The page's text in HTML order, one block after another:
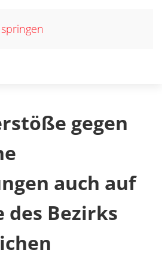
gegen
auch auf
des Bezirks